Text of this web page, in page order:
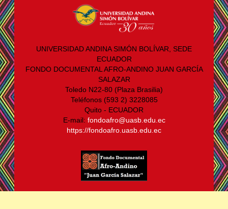
UNIVERSIDAD ANDINA SIMÓN BOLÍVAR, SEDE
ECUADOR
FONDO DOCUMENTAL AFRO-ANDINO JUAN GARCÍA
SALAZAR
Toledo N22-80 (Plaza Brasilia)
Teléfonos (593 2) 3228085
Quito - ECUADOR
E-mail: fondoafro@uasb.edu.ec
https://fondoafro.uasb.edu.ec